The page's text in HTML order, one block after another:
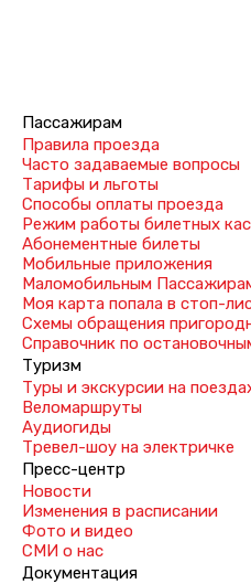
Пассажирам
Правила проезда
Часто задаваемые вопросы
Тарифы и льготы
Способы оплаты проезда
Режим работы билетных
Абонементные билеты
Мобильные приложения
Маломобильным
Моя карта попала в стоп-
Cхемы обращения
Справочник по
Туризм
Туры и экскурсии на
Веломаршруты
Аудиогиды
Тревел-шоу на электричке
Пресс-центр
Новости
Изменения в расписании
Фото и видео
СМИ о нас
Документация